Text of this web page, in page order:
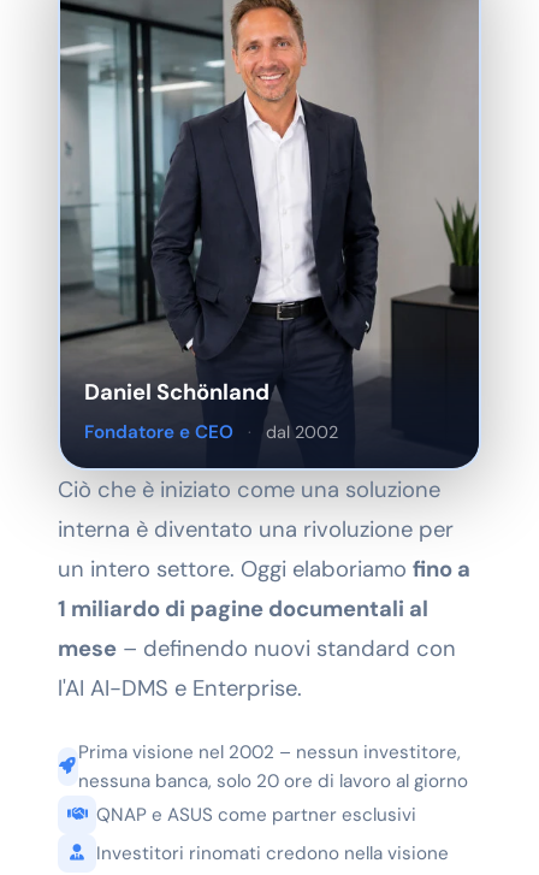
Daniel Schönland
Fondatore e CEO · dal 2002
Ciò che è iniziato come una soluzione
interna è diventato una rivoluzione per
un intero settore. Oggi elaboriamo fino a
1 miliardo di pagine documentali al
mese – definendo nuovi standard con
l'AI AI-DMS e Enterprise.
Prima visione nel 2002 – nessun investitore,
nessuna banca, solo 20 ore di lavoro al giorno
QNAP e ASUS come partner esclusivi
Investitori rinomati credono nella visione